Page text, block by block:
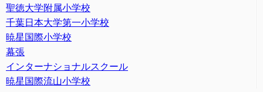
聖徳大学附属小学校
千葉日本大学第一小学校
暁星国際小学校
幕張
インターナショナルスクール
暁星国際流山小学校